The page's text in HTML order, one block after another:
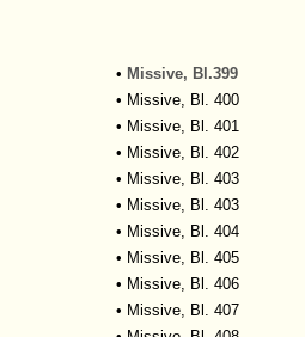
• Missive, Bl.399
• Missive, Bl. 400
• Missive, Bl. 401
• Missive, Bl. 402
• Missive, Bl. 403
• Missive, Bl. 403
• Missive, Bl. 404
• Missive, Bl. 405
• Missive, Bl. 406
• Missive, Bl. 407